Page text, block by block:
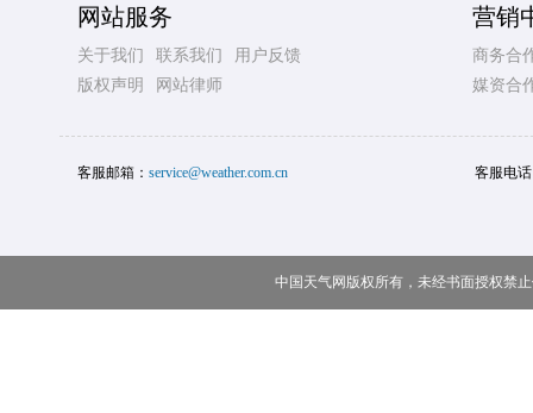
网站服务
关于我们 联系我们
用户反馈
版权声明
网站律师
营销
商务合
媒资合
客服邮箱： service@weather.com.cn 客服电
中国天气网版权所有，未经书面授权